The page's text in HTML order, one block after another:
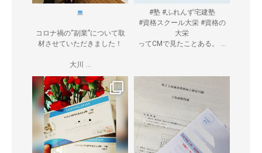
コロナ禍の“副業”について取
材させていただきました！
大川 ...
#塾 #ふれんず宅建塾
#資格スクール大栄 #資格の
大栄
ってCMで見たことある。
...